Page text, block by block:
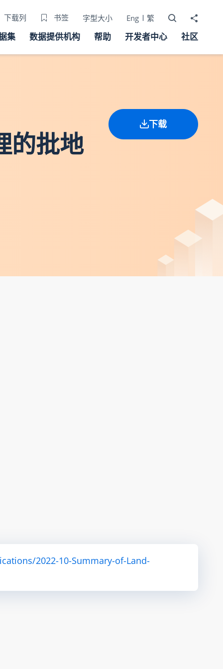
下载列 书签 字型大小 Eng 繁 打开搜寻器
分享至
集 数据提供机构 帮助 开发者中心 社区
的批地
下载
2022-10-Summary-of-Land-